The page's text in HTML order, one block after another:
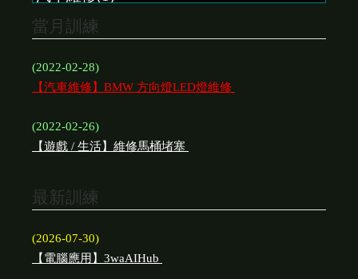
當月訓練
(2022-02-28)
【汽車維修】BMW 方向燈LED燈維修
(2022-02-26)
【遊戲 / 生活】維修馬桶堵塞
最新訓練
(2026-07-30)
【電腦應用】3waAIHub